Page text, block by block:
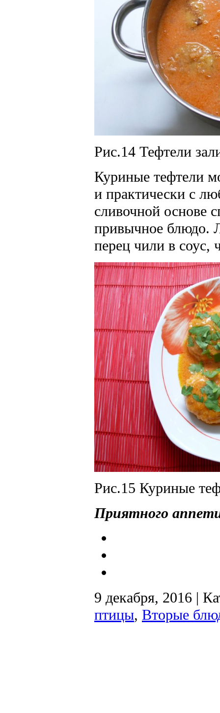
Рис.14 Тефтели
Куриные тефтели
и практически с
сливочной основе
привычное блюдо.
перец чили в соус,
Рис.15 Куриные
Приятного
9 декабря, 2016 |
птицы, Вторые